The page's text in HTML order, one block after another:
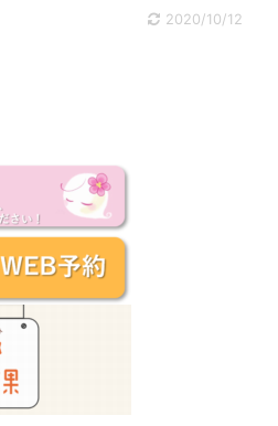
2020/10/12